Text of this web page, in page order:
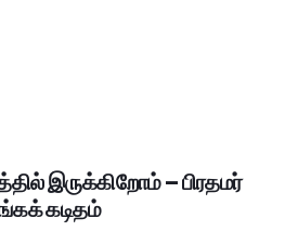
இருக்கிறோம் – பிரதமர்
கடிதம்